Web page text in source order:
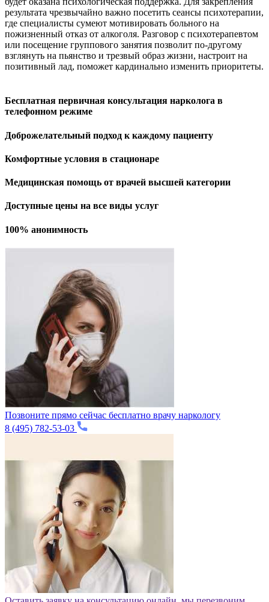
результата чрезвычайно важно посетить сеансы психотерапии,
где специалисты сумеют мотивировать больного на
пожизненный отказ от алкоголя. Разговор с психотерапевтом
или посещение группового занятия позволит по-другому
взглянуть на пьянство и трезвый образ жизни, настроит на
позитивный лад, поможет кардинально изменить приоритеты.
Бесплатная первичная консультация нарколога в
телефонном режиме
Доброжелательный подход к каждому пациенту
Комфортные условия в стационаре
Медицинская помощь от врачей высшей категории
Доступные цены на все виды услуг
100% анонимность
Позвоните прямо сейчас бесплатно врачу наркологу
8 (495) 782-53-03